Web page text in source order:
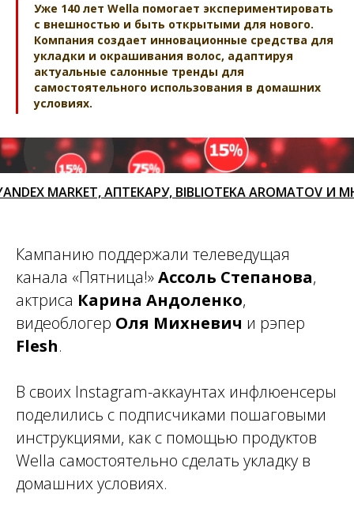
Уже 140 лет Wella помогает экспериментировать
с внешностью и быть открытыми для нового.
Компания создает инновационные средства для
укладки и окрашивания волос, адаптируя
актуальные салонные тренды для
самостоятельного использования в домашних
условиях.
АПТЕКАРУ, BIBLIOTEKA AROMATOV И
Кампанию поддержали телеведущая
канала «Пятница!»Ассоль Степанова,
актриса Карина Андоленко,
видеоблогер Оля Михневич и рэпер
Flesh.
В своих Instagram-аккаунтах инфлюенсеры
поделились с подписчиками пошаговыми
инструкциями, как с помощью продуктов
Wella самостоятельно сделать укладку в
домашних условиях.